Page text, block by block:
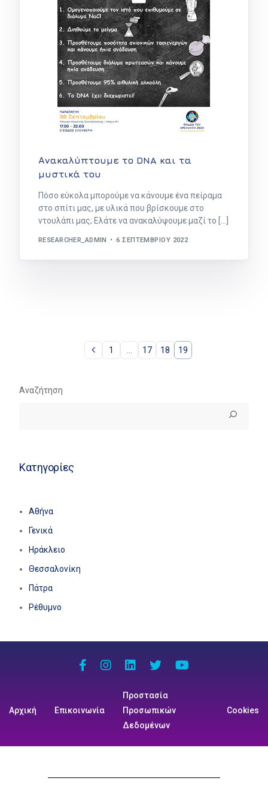
Ανακαλύπτουμε το DNA και τα
μυστικά του
Πόσο εύκολα μπορούμε να κάνουμε ένα πείραμα
στο σπίτι μας, με υλικά που βρίσκουμε στο
ντουλάπι μας; Ελάτε να ανακαλύψουμε μαζί το […]
RESEARCHER_ADMIN 6 ΣΕΠΤΕΜΒΡΊΟΥ 2022
1 17 18 19
Αναζήτηση
Κατηγορίες
Αθήνα
Γενικά
Ηράκλειο
Θεσσαλονίκη
Πάτρα
Ρέθυμνο
Αρχική Επικοινωνία
Προστασία
Προσωπικών
Δεδομένων
Cookies